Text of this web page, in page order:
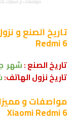
تاريخ الصنع و
Redmi 6
تاريخ الصنع :شهر
تاريخ نزول الهاتف:
مواصفات و
Xiaomi Redmi 6